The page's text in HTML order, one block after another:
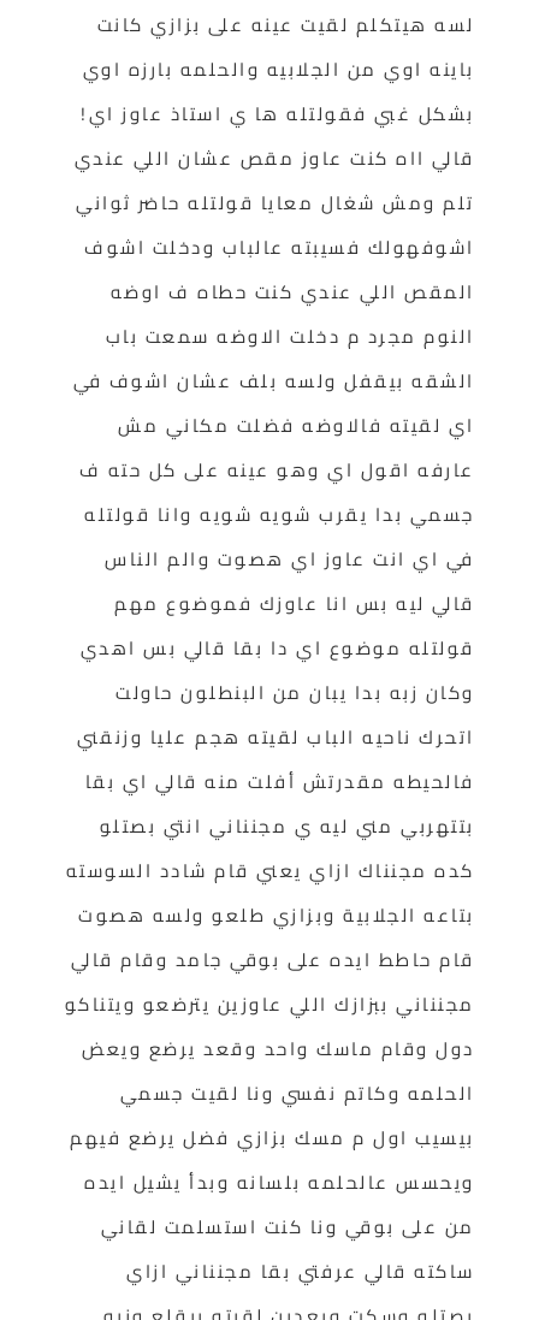
لسه هيتكلم لقيت عينه على بزازي كانت
باينه اوي من الجلابيه والحلمه بارزه اوي
بشكل غبي فقولتله ها ي استاذ عاوز اي!
قالي ااه كنت عاوز مقص عشان اللي عندي
تلم ومش شغال معايا قولتله حاضر ثواني
اشوفهولك فسيبته عالباب ودخلت اشوف
المقص اللي عندي كنت حطاه ف اوضه
النوم مجرد م دخلت الاوضه سمعت باب
الشقه بيقفل ولسه بلف عشان اشوف في
اي لقيته فالاوضه فضلت مكاني مش
عارفه اقول اي وهو عينه على كل حته ف
جسمي بدا يقرب شويه شويه وانا قولتله
في اي انت عاوز اي هصوت والم الناس
قالي ليه بس انا عاوزك فموضوع مهم
قولتله موضوع اي دا بقا قالي بس اهدي
وكان زبه بدا يبان من البنطلون حاولت
اتحرك ناحيه الباب لقيته هجم عليا وزنقني
فالحيطه مقدرتش أفلت منه قالي اي بقا
بتتهربي مني ليه ي مجنناني انتي بصتلو
كده مجنناك ازاي يعني قام شادد السوسته
بتاعه الجلابية وبزازي طلعو ولسه هصوت
قام حاطط ايده على بوقي جامد وقام قالي
مجنناني ببزازك اللي عاوزين يترضعو ويتناكو
دول وقام ماسك واحد وقعد يرضع ويعض
الحلمه وكاتم نفسي ونا لقيت جسمي
بيسيب اول م مسك بزازي فضل يرضع فيهم
ويحسس عالحلمه بلسانه وبدأ يشيل ايده
من على بوقي ونا كنت استسلمت لقاني
ساكته قالي عرفتي بقا مجنناني ازاي